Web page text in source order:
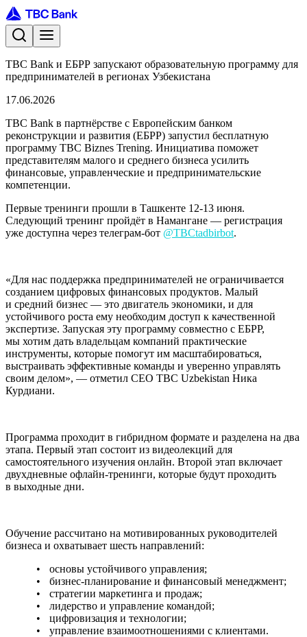
TBC Bank и ЕБРР запускают образовательную программу для
предпринимателей в регионах Узбекистана
17.06.2026
TBC Bank в партнёрстве с Европейским банком
реконструкции и развития (ЕБРР) запустил бесплатную
программу TBC Biznes Trening. Инициатива поможет
представителям малого и среднего бизнеса усилить
финансовые, управленческие и предпринимательские
компетенции.
Первые тренинги прошли в Ташкенте 12-13 июня.
Cледующий тренинг пройдёт в Намангане — регистрация
уже доступна через телеграм-бот @TBCtadbirbot.
«Для нас поддержка предпринимателей не ограничивается
созданием цифровых финансовых продуктов. Малый
и средний бизнес — это двигатель экономики, и для
устойчивого роста ему необходим доступ к качественной
экспертизе. Запуская эту программу совместно с ЕБРР,
мы хотим дать владельцам компаний практические
инструменты, которые помогут им масштабироваться,
выстраивать эффективные команды и уверенно управлять
своим делом», — отметил CEO TBC Uzbekistan Ника
Курдиани.
Программа проходит в гибридном формате и разделена на два
этапа. Первый этап состоит из видеолекций для
самостоятельного изучения онлайн. Второй этап включает
двухдневные офлайн-тренинги, которые будут проходить
в выходные дни.
Обучение рассчитано на мотивированных руководителей
бизнеса и охватывает шесть направлений:
основы устойчивого управления;
бизнес-планирование и финансовый менеджмент;
стратегии маркетинга и продаж;
лидерство и управление командой;
цифровизация и технологии;
управление взаимоотношениями с клиентами.